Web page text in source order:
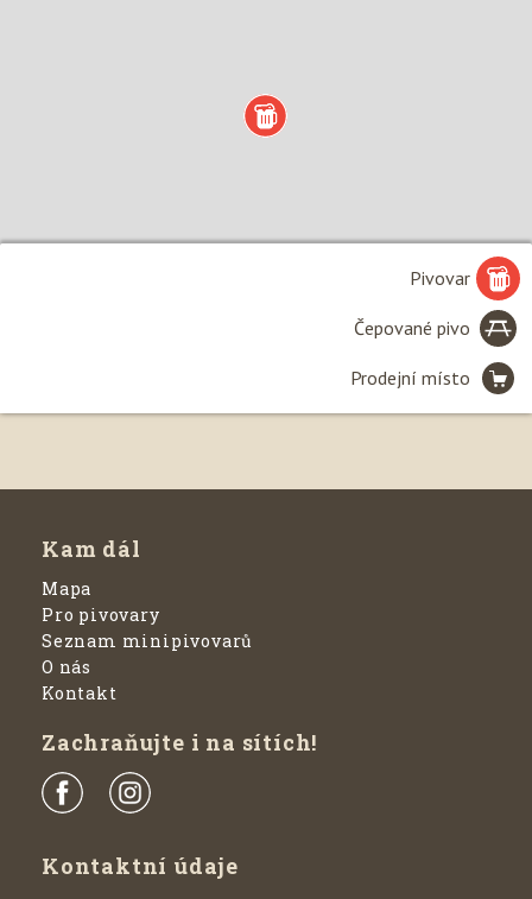
Pivovar
Čepované pivo
Prodejní místo
Kam dál
Mapa
Pro pivovary
Seznam minipivovarů
O nás
Kontakt
Zachraňujte i na sítích!
Kontaktní údaje